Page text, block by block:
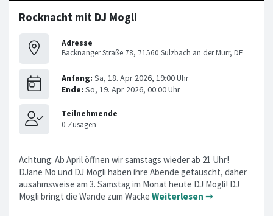
Rocknacht mit DJ Mogli
Adresse
Backnanger Straße 78, 71560 Sulzbach an der Murr, DE
Achtung: Ab April öffnen wir samstags wieder ab 21 Uhr!
DJane Mo und DJ Mogli haben ihre Abende getauscht, daher
ausahmsweise am 3. Samstag im Monat heute DJ Mogli! DJ
Mogli bringt die Wände zum Wacke Weiterlesen ➞